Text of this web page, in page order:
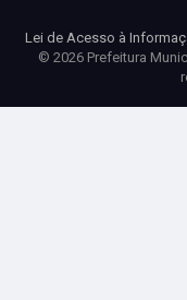
Lei de Acesso à
© 2026 Prefeitura